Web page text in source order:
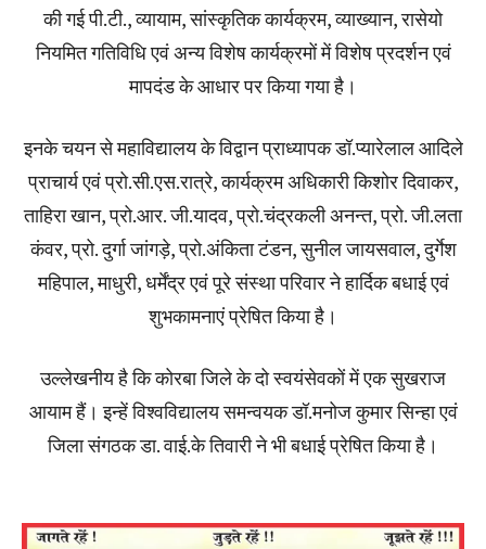
की गई पी.टी., व्यायाम, सांस्कृतिक कार्यक्रम, व्याख्यान, रासेयो
नियमित गतिविधि एवं अन्य विशेष कार्यक्रमों में विशेष प्रदर्शन एवं
मापदंड के आधार पर किया गया है।
इनके चयन से महाविद्यालय के विद्वान प्राध्यापक डॉ.प्यारेलाल आदिले
प्राचार्य एवं प्रो.सी.एस.रात्रे, कार्यक्रम अधिकारी किशोर दिवाकर,
ताहिरा खान, प्रो.आर. जी.यादव, प्रो.चंद्रकली अनन्त, प्रो. जी.लता
कंवर, प्रो. दुर्गा जांगड़े, प्रो.अंकिता टंडन, सुनील जायसवाल, दुर्गेश
महिपाल, माधुरी, धर्मेंद्र एवं पूरे संस्था परिवार ने हार्दिक बधाई एवं
शुभकामनाएं प्रेषित किया है।
उल्लेखनीय है कि कोरबा जिले के दो स्वयंसेवकों में एक सुखराज
आयाम हैं। इन्हें विश्वविद्यालय समन्वयक डॉ.मनोज कुमार सिन्हा एवं
जिला संगठक डा. वाई.के तिवारी ने भी बधाई प्रेषित किया है।